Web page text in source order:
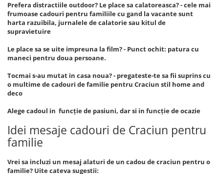
Prefera distractiile outdoor? Le place sa calatoreasca? - cele mai
frumoase cadouri pentru familiile cu gand la vacante sunt
harta razuibila, jurnalele de calatorie sau kitul de
supravietuire
Le place sa se uite impreuna la film? - Punct ochit: patura cu
maneci pentru doua persoane.
Tocmai s-au mutat in casa noua? - pregateste-te sa fii suprins cu
o multime de cadouri de familie pentru Craciun stil home and
deco
Alege cadoul in funcție de pasiuni, dar si in funcție de ocazie
Idei mesaje cadouri de Craciun pentru
familie
Vrei sa incluzi un mesaj alaturi de un cadou de craciun pentru o
familie? Uite cateva sugestii: